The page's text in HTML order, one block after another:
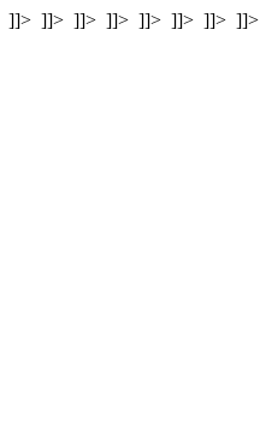
]]> ]]> ]]> ]]> ]]> ]]> ]]> ]]>